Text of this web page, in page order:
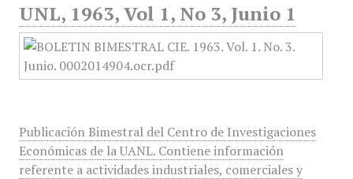
UNL, 1963, Vol 1, No 3, Junio 1
Publicación Bimestral del Centro de Investigaciones
Económicas de la UANL. Contiene información
referente a actividades industriales, comerciales y